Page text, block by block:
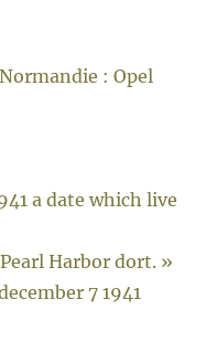
: Opel
a date which live
Harbor dort. »
7 1941